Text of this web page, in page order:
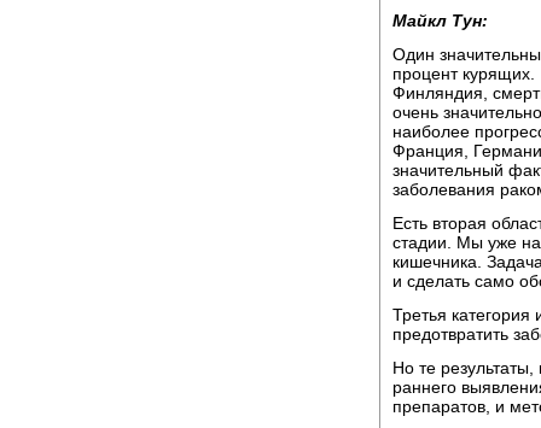
Майкл Тун:
Один
процент курящих.
Финляндия,
очень
наиболее
Франция,
значительный
заболевания
Есть вторая
стадии. Мы уже
кишечника.
и сделать само
Третья
предотвратить
Но те
раннего
препаратов, и